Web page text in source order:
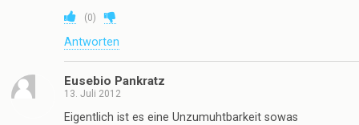
(0)
Antworten
Eusebio Pankratz
13. Juli 2012
Eigentlich ist es eine Unzumuhtbarkeit sowas